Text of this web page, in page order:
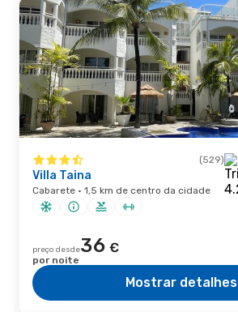
(529)
Villa Taina
Cabarete · 1,5 km de centro da cidade
preço desde36 €
por noite
Mostrar detalhes